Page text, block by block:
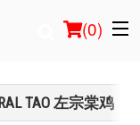
(0)
TAO 左宗棠鸡